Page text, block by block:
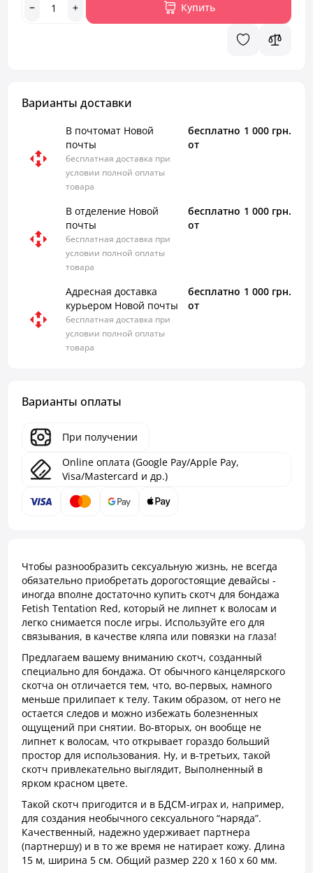
Купить
Варианты доставки
В почтомат Новой
почты
бесплатная доставка при
условии полной оплаты
товара
бесплатно
от
1 000 грн.
В отделение Новой
почты
бесплатная доставка при
условии полной оплаты
товара
бесплатно
от
1 000 грн.
Адресная доставка
курьером Новой почты
бесплатная доставка при
условии полной оплаты
товара
бесплатно
от
1 000 грн.
Варианты оплаты
При получении
Online оплата (Google Pay/Apple Pay,
Visa/Mastercard и др.)
Чтобы разнообразить сексуальную жизнь, не всегда
обязательно приобретать дорогостоящие девайсы -
иногда вполне достаточно купить скотч для бондажа
Fetish Tentation Red, который не липнет к волосам и
легко снимается после игры. Используйте его для
связывания, в качестве кляпа или повязки на глаза!
Предлагаем вашему вниманию скотч, созданный
специально для бондажа. От обычного канцелярского
скотча он отличается тем, что, во-первых, намного
меньше прилипает к телу. Таким образом, от него не
остается следов и можно избежать болезненных
ощущений при снятии. Во-вторых, он вообще не
липнет к волосам, что открывает гораздо больший
простор для использования. Ну, и в-третьих, такой
скотч привлекательно выглядит, Выполненный в
ярком красном цвете.
Такой скотч пригодится и в БДСМ-играх и, например,
для создания необычного сексуального “наряда”.
Качественный, надежно удерживает партнера
(партнершу) и в то же время не натирает кожу. Длина
15 м, ширина 5 см. Общий размер 220 х 160 х 60 мм.